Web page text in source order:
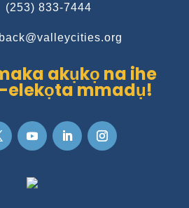
(253) 833-7444
akụkọ na ihe
elekọta mmadụ!